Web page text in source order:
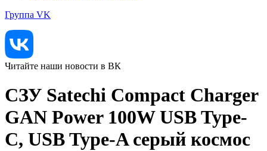
Группа VK
Читайте наши новости в ВК
СЗУ Satechi Compact Charger
GAN Power 100W USB Type-
C, USB Type-A серый космос